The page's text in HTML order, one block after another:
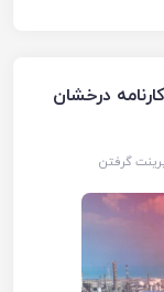
درخشان
گرفتن